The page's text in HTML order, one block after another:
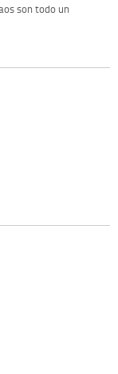
son todo un